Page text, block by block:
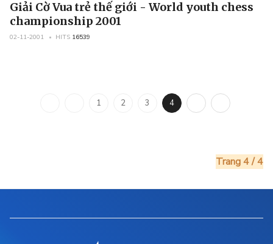
Giải Cờ Vua trẻ thế giới - World youth chess
championship 2001
02-11-2001 HITS 16539
1 2 3 4
Trang 4 / 4